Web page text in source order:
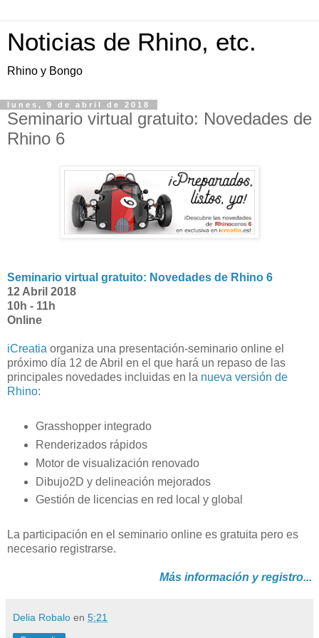
Noticias de Rhino, etc.
Rhino y Bongo
lunes, 9 de abril de 2018
Seminario virtual gratuito: Novedades de
Rhino 6
Seminario virtual gratuito: Novedades de Rhino 6
12 Abril 2018
10h - 11h
Online
iCreatia organiza una presentación-seminario online el
próximo día 12 de Abril en el que hará un repaso de las
principales novedades incluidas en la nueva versión de
Rhino:
Grasshopper integrado
Renderizados rápidos
Motor de visualización renovado
Dibujo2D y delineación mejorados
Gestión de licencias en red local y global
La participación en el seminario online es gratuita pero es
necesario registrarse.
Más información y registro...
Delia Robalo en 5:21